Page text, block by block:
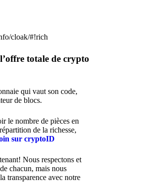
cloak/#!rich
totale de crypto
qui vaut son code,
de blocs.
le nombre de pièces en
de la richesse,
sur cryptoID
Nous respectons et
chacun, mais nous
transparence avec notre